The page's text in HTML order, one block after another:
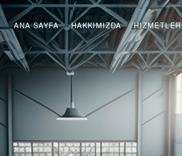
ANA SAYFA HAKKIMIZDA HIZMETLER